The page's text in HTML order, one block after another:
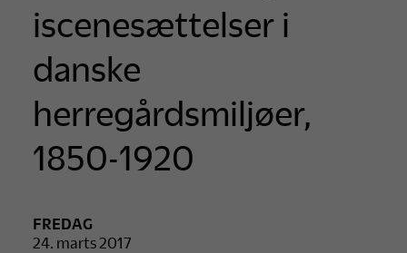
iscenesættelser i
danske
herregårdsmiljøer,
1850-1920
FREDAG
24. marts 2017